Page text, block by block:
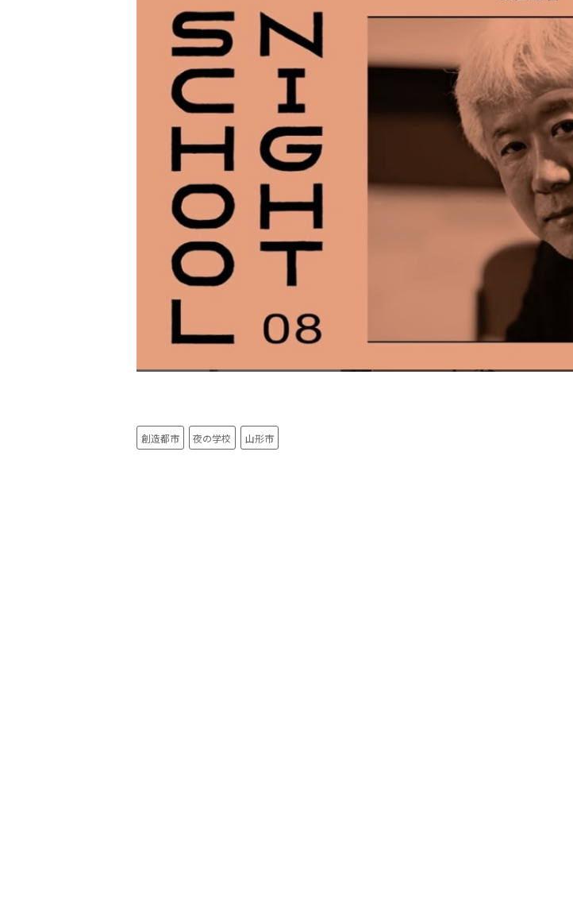
創造都市 夜の学校 山形市